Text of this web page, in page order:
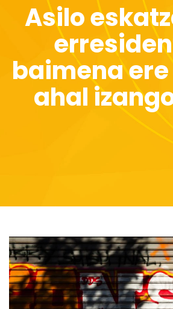
Asilo
baimena
ahal